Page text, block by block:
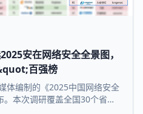
安在网络安全全景图，
百强榜
体编制的《2025中国网络安全
本次调研覆盖全国30个省市